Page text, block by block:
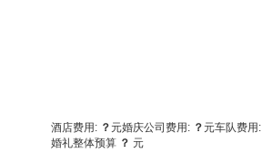
酒店费用: ？元婚庆公司费用: ？元车队费用:
婚礼整体预算 ？ 元